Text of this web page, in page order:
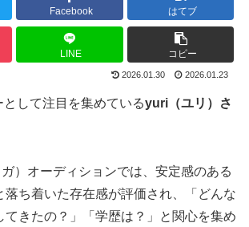
Facebook はてブ
LINE コピー
2026.01.30 2026.01.23
して注目を集めているyuri（ユリ）さ
）オーディションでは、安定感のある
落ち着いた存在感が評価され、「どんな
てきたの？」「学歴は？」と関心を集め